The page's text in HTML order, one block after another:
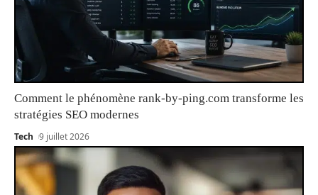
Comment le phénomène rank-by-ping.com transforme les
stratégies SEO modernes
Tech 9 juillet 2026